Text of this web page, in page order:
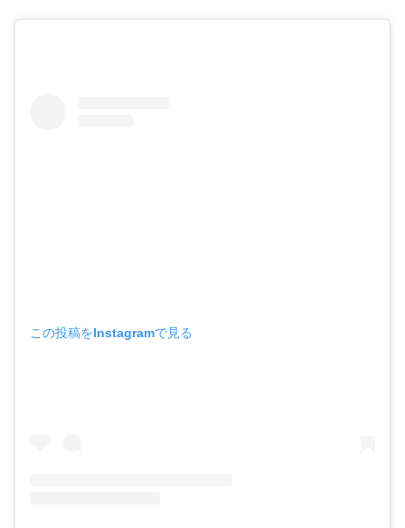
この投稿をInstagramで見る